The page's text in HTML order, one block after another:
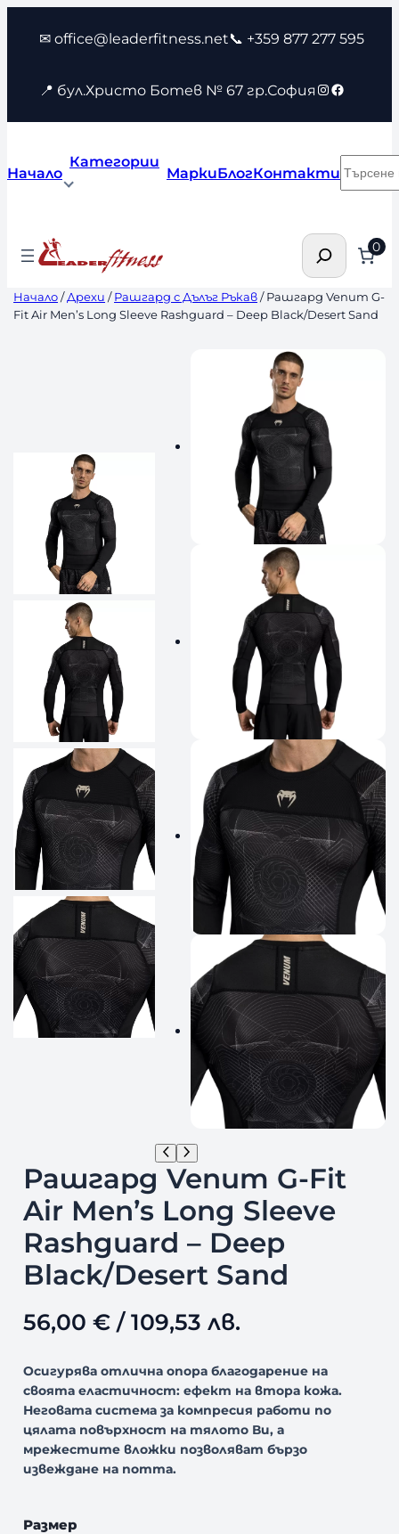
съдържанието
✉ office@leaderfitness.net📞 +359 877 277 595
📍 бул.Христо Ботев № 67 гр.София Instagram
Facebook
Начало
Категории
МаркиБлогКонтакти
Търсене 0
Начало/Дрехи /Рашгард с Дълъг Ръкав/ Рашгард Venum G-
Fit Air Men’s Long Sleeve Rashguard – Deep Black/Desert Sand
Рашгард Venum G-Fit
Air Men’s Long Sleeve
Rashguard – Deep
Black/Desert Sand
56,00 €/ 109,53 лв.
Осигурява отлична опора благодарение на
своята еластичност: ефект на втора кожа.
Неговата система за компресия работи по
цялата повърхност на тялото Ви, а
мрежестите вложки позволяват бързо
извеждане на потта.
Размер